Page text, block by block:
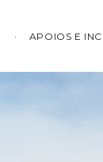
APOIOS E